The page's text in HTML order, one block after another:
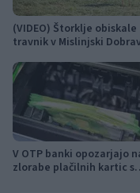
(VIDEO) Štorklje obiskale
travnik v Mislinjski
leto
V OTP banki opozarjajo
zlorabe plačilnih kartic s